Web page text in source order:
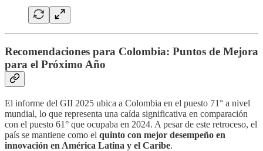
Recomendaciones para Colombia: Puntos de Mejora
para el Próximo Año
El informe del GII 2025 ubica a Colombia en el puesto 71° a nivel
mundial, lo que representa una caída significativa en comparación
con el puesto 61° que ocupaba en 2024. A pesar de este retroceso, el
país se mantiene como el quinto con mejor desempeño en
innovación en América Latina y el Caribe.